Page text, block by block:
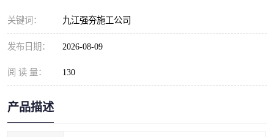
关键词： 九江强夯施工公司
发布日期： 2026-08-09
阅 读 量： 130
产品描述